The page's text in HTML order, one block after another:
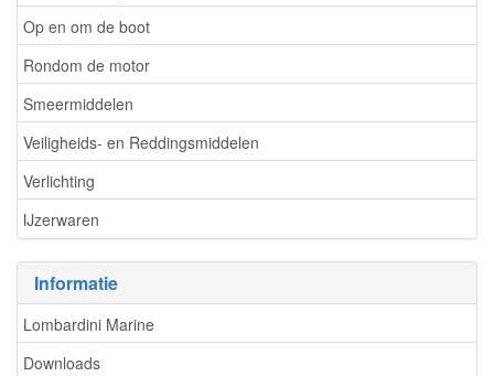
Op en om de boot
Rondom de motor
Smeermiddelen
Veiligheids- en Reddingsmiddelen
Verlichting
IJzerwaren
Informatie
Lombardini Marine
Downloads